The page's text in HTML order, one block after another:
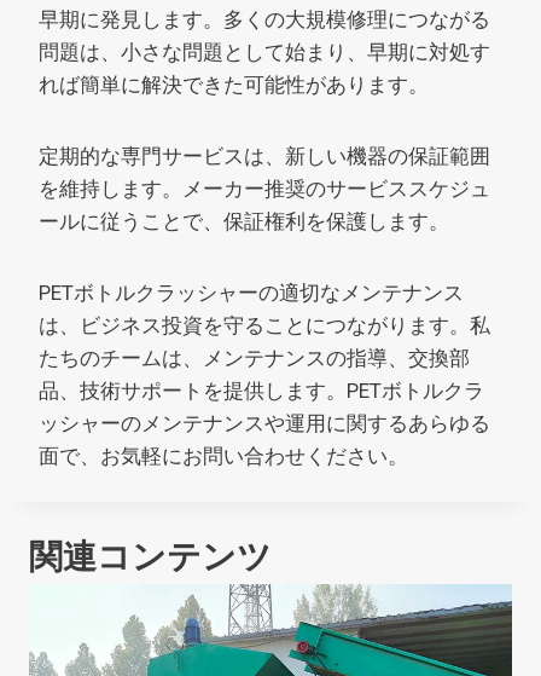
早期に発見します。多くの大規模修理につながる
問題は、小さな問題として始まり、早期に対処す
れば簡単に解決できた可能性があります。
定期的な専門サービスは、新しい機器の保証範囲
を維持します。メーカー推奨のサービススケジュ
ールに従うことで、保証権利を保護します。
PETボトルクラッシャーの適切なメンテナンス
は、ビジネス投資を守ることにつながります。私
たちのチームは、メンテナンスの指導、交換部
品、技術サポートを提供します。PETボトルクラ
ッシャーのメンテナンスや運用に関するあらゆる
面で、お気軽にお問い合わせください。
関連コンテンツ